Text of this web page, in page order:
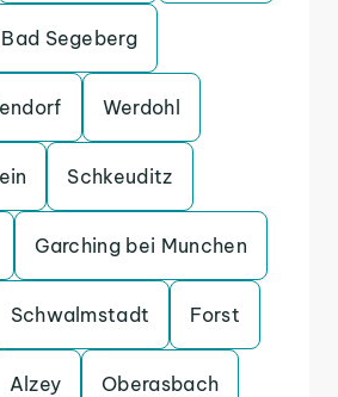
Bad Segeberg
Werdohl
Schkeuditz
Garching bei Munchen
Schwalmstadt Forst
Alzey Oberasbach